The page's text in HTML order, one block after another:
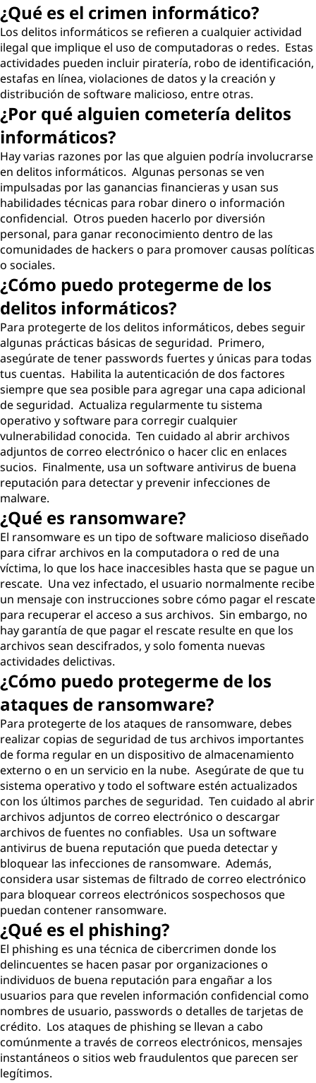
¿Qué es el crimen informático?
Los delitos informáticos se refieren a cualquier actividad
ilegal que implique el uso de computadoras o redes. Estas
actividades pueden incluir piratería, robo de identificación,
estafas en línea, violaciones de datos y la creación y
distribución de software malicioso, entre otras.
¿Por qué alguien cometería delitos
informáticos?
Hay varias razones por las que alguien podría involucrarse
en delitos informáticos. Algunas personas se ven
impulsadas por las ganancias financieras y usan sus
habilidades técnicas para robar dinero o información
confidencial. Otros pueden hacerlo por diversión
personal, para ganar reconocimiento dentro de las
comunidades de hackers o para promover causas políticas
o sociales.
¿Cómo puedo protegerme de los
delitos informáticos?
Para protegerte de los delitos informáticos, debes seguir
algunas prácticas básicas de seguridad. Primero,
asegúrate de tener passwords fuertes y únicas para todas
tus cuentas. Habilita la autenticación de dos factores
siempre que sea posible para agregar una capa adicional
de seguridad. Actualiza regularmente tu sistema
operativo y software para corregir cualquier
vulnerabilidad conocida. Ten cuidado al abrir archivos
adjuntos de correo electrónico o hacer clic en enlaces
sucios. Finalmente, usa un software antivirus de buena
reputación para detectar y prevenir infecciones de
malware.
¿Qué es ransomware?
El ransomware es un tipo de software malicioso diseñado
para cifrar archivos en la computadora o red de una
víctima, lo que los hace inaccesibles hasta que se pague un
rescate. Una vez infectado, el usuario normalmente recibe
un mensaje con instrucciones sobre cómo pagar el rescate
para recuperar el acceso a sus archivos. Sin embargo, no
hay garantía de que pagar el rescate resulte en que los
archivos sean descifrados, y solo fomenta nuevas
actividades delictivas.
¿Cómo puedo protegerme de los
ataques de ransomware?
Para protegerte de los ataques de ransomware, debes
realizar copias de seguridad de tus archivos importantes
de forma regular en un dispositivo de almacenamiento
externo o en un servicio en la nube. Asegúrate de que tu
sistema operativo y todo el software estén actualizados
con los últimos parches de seguridad. Ten cuidado al abrir
archivos adjuntos de correo electrónico o descargar
archivos de fuentes no confiables. Usa un software
antivirus de buena reputación que pueda detectar y
bloquear las infecciones de ransomware. Además,
considera usar sistemas de filtrado de correo electrónico
para bloquear correos electrónicos sospechosos que
puedan contener ransomware.
¿Qué es el phishing?
El phishing es una técnica de cibercrimen donde los
delincuentes se hacen pasar por organizaciones o
individuos de buena reputación para engañar a los
usuarios para que revelen información confidencial como
nombres de usuario, passwords o detalles de tarjetas de
crédito. Los ataques de phishing se llevan a cabo
comúnmente a través de correos electrónicos, mensajes
instantáneos o sitios web fraudulentos que parecen ser
legítimos.